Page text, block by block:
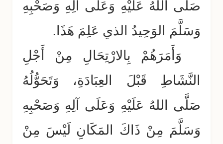
صَلَّى اللهُ عَلَيْهِ وَعَلَى آلِهِ وَصَحْبِهِ
وَسَلَّمَ الوَحِيدُ الذي عَلِمَ هَذَا.
وَأَمَرَهُمْ بِالارْتِحَالِ مِنْ أَجْلِ
النَّشَاطِ قَبْلَ العِبَادَةِ، وَتَحَوُّلُهُ
صَلَّى اللهُ عَلَيْهِ وَعَلَى آلِهِ وَصَحْبِهِ
وَسَلَّمَ مِنْ ذَاكَ المَكَانِ لَيْسَ مِنْ